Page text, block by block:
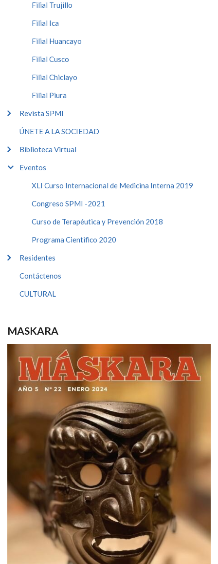
Filial Trujillo
Filial Ica
Filial Huancayo
Filial Cusco
Filial Chiclayo
Filial Piura
Revista SPMI
ÚNETE A LA SOCIEDAD
Biblioteca Virtual
Eventos
XLI Curso Internacional de Medicina Interna 2019
Congreso SPMI -2021
Curso de Terapéutica y Prevención 2018
Programa Cientifico 2020
Residentes
Contáctenos
CULTURAL
MASKARA